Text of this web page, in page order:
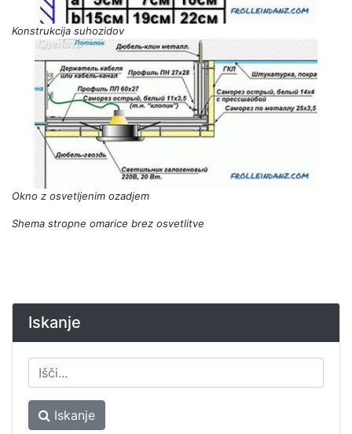
Konstrukcija suhozidov
Okno z osvetljenim ozadjem
Shema stropne omarice brez osvetlitve
Iskanje
Iskanje